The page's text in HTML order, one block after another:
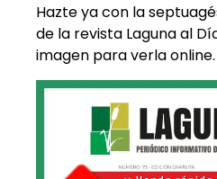
Hazte ya con la
de la revista Laguna al
imagen para verla online.